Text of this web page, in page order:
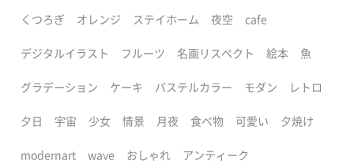
くつろぎ オレンジ ステイホーム 夜空 cafe
デジタルイラスト フルーツ 名画リスペクト 絵本 魚
グラデーション ケーキ パステルカラー モダン レトロ
夕日 宇宙 少女 情景 月夜 食べ物 可愛い 夕焼け
modernart wave おしゃれ アンティーク